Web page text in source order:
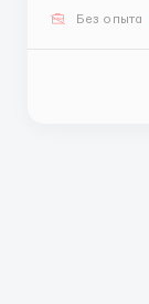
работать в
Без опыта